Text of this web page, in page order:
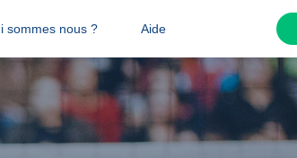
sommes nous ? Aide